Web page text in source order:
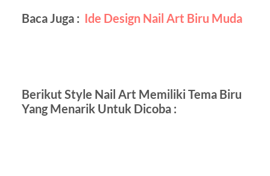
Baca Juga : Ide Design Nail Art Biru Muda
Berikut Style Nail Art Memiliki Tema Biru
Yang Menarik Untuk Dicoba :